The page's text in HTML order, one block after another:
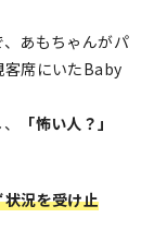
あもちゃんがパ
客席にいたBaby
「怖い人？」
況を受け止